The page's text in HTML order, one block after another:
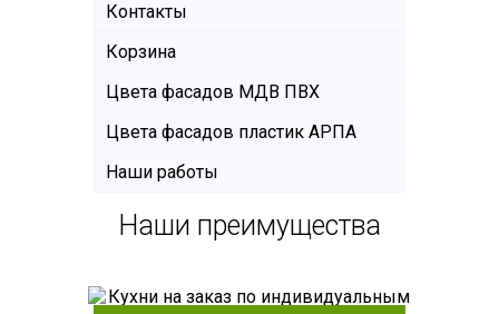
Контакты
Корзина
Цвета фасадов МДВ ПВХ
Цвета фасадов пластик АРПА
Наши работы
Наши преимущества